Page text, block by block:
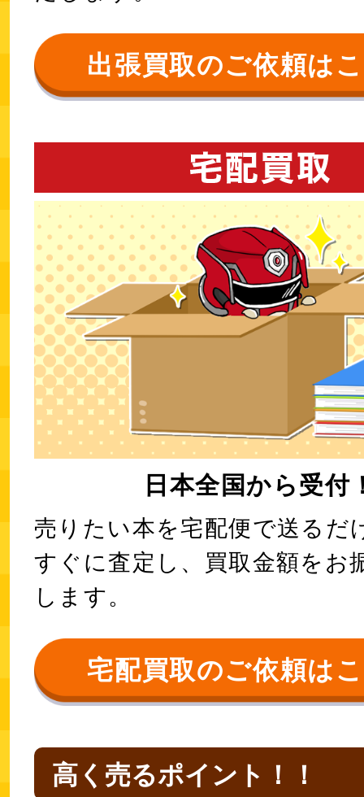
出張買取のご依頼は
日本全国から受付
売りたい本を宅配便で送るだ
すぐに査定し、買取金額をお
します。
宅配買取のご依頼は
高く売るポイント！！